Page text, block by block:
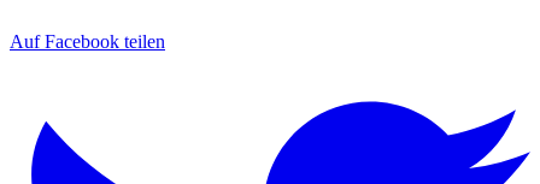
Auf Facebook teilen